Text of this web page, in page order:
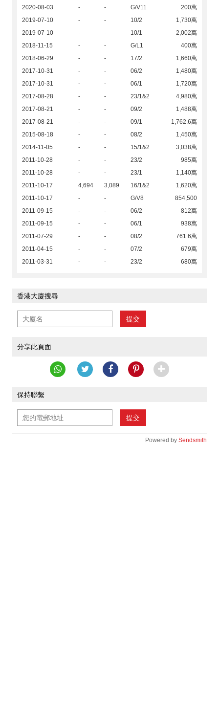
2020-08-03 - - G/V11
200萬
2019-07-10
- - 10/2
1,730萬
2019-07-10
- - 10/1
2,002萬
2018-11-15
- - G/L1
400萬
2018-06-29
- - 17/2
1,660萬
2017-10-31
- - 06/2
1,480萬
2017-10-31
- - 06/1
1,720萬
2017-08-28
- - 23/1&2
4,980萬
2017-08-21
- - 09/2
1,488萬
2017-08-21
- - 09/1
1,762.6萬
2015-08-18
- - 08/2
1,450萬
2014-11-05
- - 15/1&2
3,038萬
2011-10-28
- - 23/2
985萬
2011-10-28
- - 23/1
1,140萬
2011-10-17
4,694 3,089 16/1&2
1,620萬
2011-10-17
- - G/V8
854,500
2011-09-15
- - 06/2
812萬
2011-09-15
- - 06/1
938萬
2011-07-29
- - 08/2
761.6萬
2011-04-15
- - 07/2
679萬
2011-03-31
- - 23/2 680萬
香港大廈搜尋
提交
分享此頁面
保持聯繫
提交
Powered by Sendsmith